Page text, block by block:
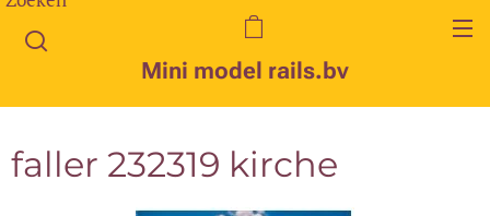
Mini model rails.bv
faller 232319 kirche